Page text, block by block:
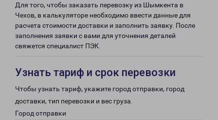
Для того, чтобы заказать перевозку из Шымкента в
Чехов, в калькуляторе необходимо ввести данные для
расчета стоимости доставки и заполнить заявку. После
заполнения заявки с вами для уточнения деталей
свяжется специалист ПЭК.
Узнать тариф и срок перевозки
Чтобы узнать тариф, укажите город отправки, город
доставки, тип перевозки и вес груза.
Город отправки